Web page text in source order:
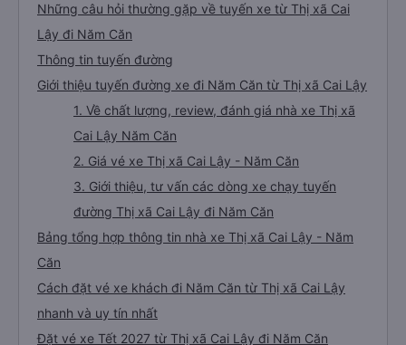
Những câu hỏi thường gặp về tuyến xe từ Thị xã Cai
Lậy đi Năm Căn
Thông tin tuyến đường
Giới thiệu tuyến đường xe đi Năm Căn từ Thị xã Cai Lậy
1. Về chất lượng, review, đánh giá nhà xe Thị xã
Cai Lậy Năm Căn
2. Giá vé xe Thị xã Cai Lậy - Năm Căn
3. Giới thiệu, tư vấn các dòng xe chạy tuyến
đường Thị xã Cai Lậy đi Năm Căn
Bảng tổng hợp thông tin nhà xe Thị xã Cai Lậy - Năm
Căn
Cách đặt vé xe khách đi Năm Căn từ Thị xã Cai Lậy
nhanh và uy tín nhất
Đặt vé xe Tết 2027 từ Thị xã Cai Lậy đi Năm Căn